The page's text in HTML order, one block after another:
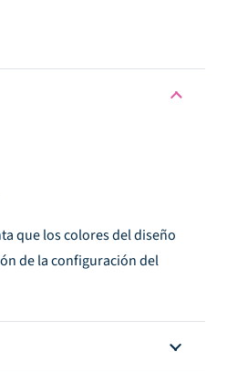
que los colores del diseño
de la configuración del